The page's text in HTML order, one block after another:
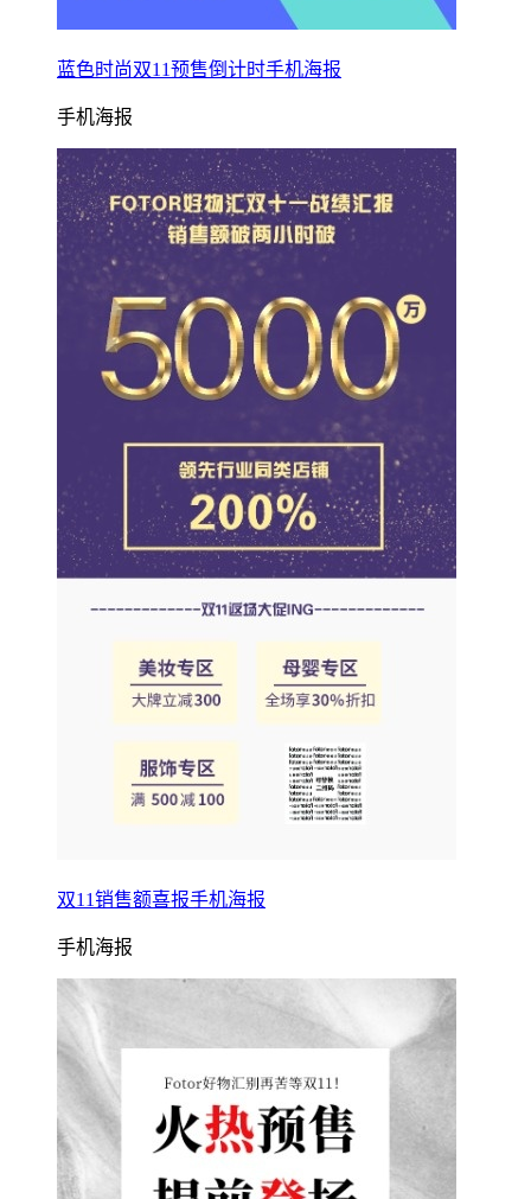
蓝色时尚双11预售倒计时手机海报
手机海报
双11销售额喜报手机海报
手机海报